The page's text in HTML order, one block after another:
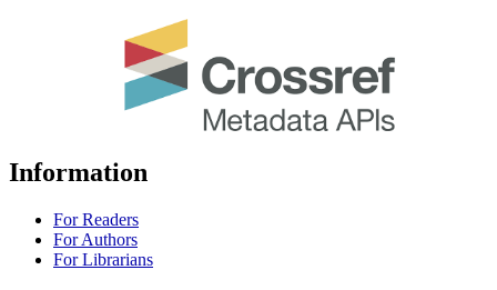
Information
For Readers
For Authors
For Librarians